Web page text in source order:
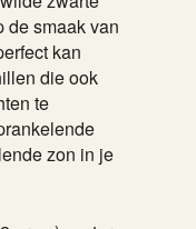
de smaak van
kan
die ook
te
zon in je